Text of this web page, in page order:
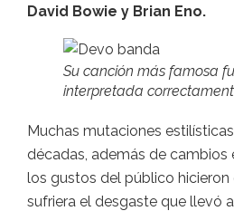
David Bowie y Brian Eno.
Su canción más famosa
interpretada
Muchas mutaciones
décadas, además de cambios
los gustos del público
sufriera el desgaste que llevó